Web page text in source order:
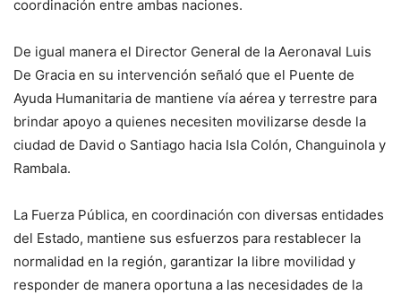
coordinación entre ambas naciones.
De igual manera el Director General de la Aeronaval Luis
De Gracia en su intervención señaló que el Puente de
Ayuda Humanitaria de mantiene vía aérea y terrestre para
brindar apoyo a quienes necesiten movilizarse desde la
ciudad de David o Santiago hacia Isla Colón, Changuinola y
Rambala.
La Fuerza Pública, en coordinación con diversas entidades
del Estado, mantiene sus esfuerzos para restablecer la
normalidad en la región, garantizar la libre movilidad y
responder de manera oportuna a las necesidades de la